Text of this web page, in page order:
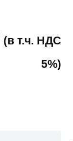
(в т.ч. НДС
5%)